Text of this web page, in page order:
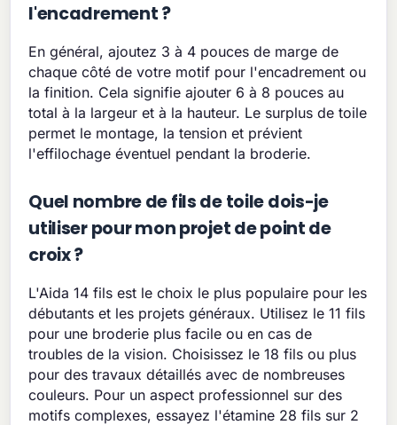
l'encadrement ?
En général, ajoutez 3 à 4 pouces de marge de
chaque côté de votre motif pour l'encadrement ou
la finition. Cela signifie ajouter 6 à 8 pouces au
total à la largeur et à la hauteur. Le surplus de toile
permet le montage, la tension et prévient
l'effilochage éventuel pendant la broderie.
Quel nombre de fils de toile dois-je
utiliser pour mon projet de point de
croix ?
L'Aida 14 fils est le choix le plus populaire pour les
débutants et les projets généraux. Utilisez le 11 fils
pour une broderie plus facile ou en cas de
troubles de la vision. Choisissez le 18 fils ou plus
pour des travaux détaillés avec de nombreuses
couleurs. Pour un aspect professionnel sur des
motifs complexes, essayez l'étamine 28 fils sur 2